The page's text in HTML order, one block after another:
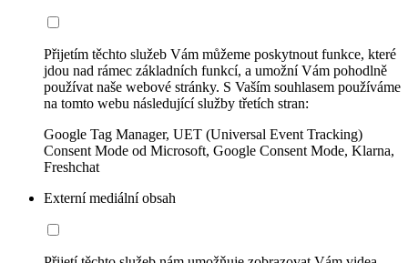
Přijetím těchto služeb Vám můžeme poskytnout funkce, které
jdou nad rámec základních funkcí, a umožní Vám pohodlně
používat naše webové stránky. S Vaším souhlasem používáme
na tomto webu následující služby třetích stran:
Google Tag Manager, UET (Universal Event Tracking)
Consent Mode od Microsoft, Google Consent Mode, Klarna,
Freshchat
Externí mediální obsah